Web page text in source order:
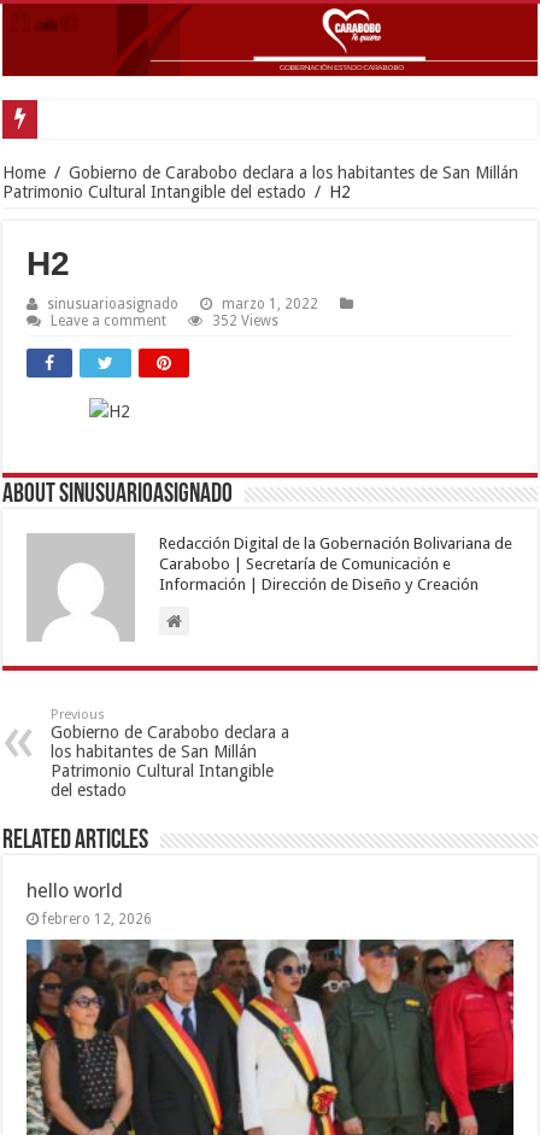
Home / Gobierno de Carabobo declara a los habitantes de San Millán
Patrimonio Cultural Intangible del estado / H2
H2
sinusuarioasignado
marzo 1, 2022
Leave a comment
352 Views
About sinusuarioasignado
Redacción Digital de la Gobernación Bolivariana de
Carabobo | Secretaría de Comunicación e
Información | Dirección de Diseño y Creación
Previous
Gobierno de Carabobo declara a
los habitantes de San Millán
Patrimonio Cultural Intangible
del estado
Related Articles
hello world
febrero 12, 2026